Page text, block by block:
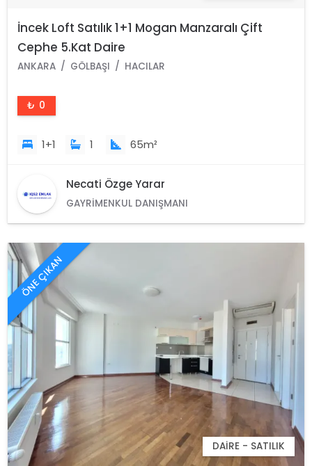
İncek Loft Satılık 1+1 Mogan Manzaralı Çift
Cephe 5.Kat Daire
ANKARA GÖLBAŞI HACILAR
₺ 0
1+1 1 65m²
Necati Özge Yarar
GAYRIMENKUL DANIŞMANI
ÖNE ÇIKAN
DAIRE - SATILIK